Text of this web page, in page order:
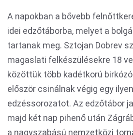
A napokban a bővebb
idei edzőtáborba, melyet a
tartanak meg. Sztojan Dobrev
magaslati felkészülésekre 18
közöttük több kadétkorú
először csinálnak végig egy
edzéssorozatot. Az edzőtábor
majd két nap pihenő után
a nagyszabású nemzetközi